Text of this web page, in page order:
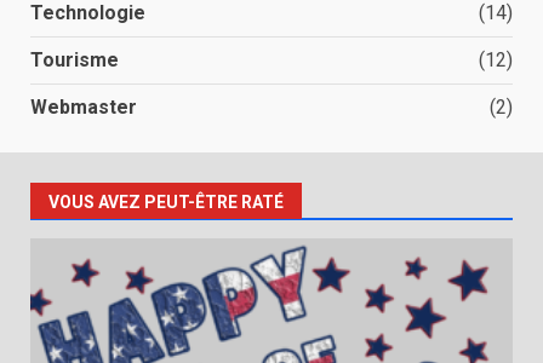
Technologie (14)
Tourisme (12)
Webmaster (2)
VOUS AVEZ PEUT-ÊTRE RATÉ